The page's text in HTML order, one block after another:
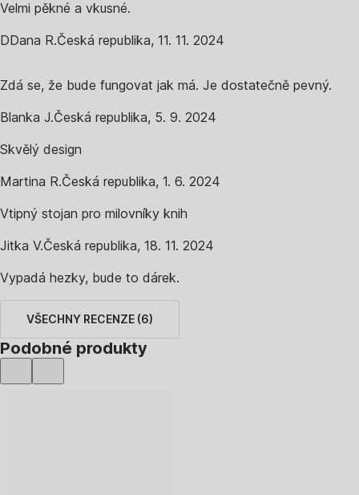
Velmi pěkné a vkusné.
DDana R.Česká republika, 11. 11. 2024
Zdá se, že bude fungovat jak má. Je dostatečně pevný.
Blanka J.Česká republika, 5. 9. 2024
Skvělý design
Martina R.Česká republika, 1. 6. 2024
Vtipný stojan pro milovníky knih
Jitka V.Česká republika, 18. 11. 2024
Vypadá hezky, bude to dárek.
VŠECHNY RECENZE (6)
Podobné produkty